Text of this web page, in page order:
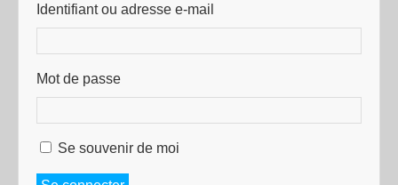
Identifiant ou adresse e-mail
Mot de passe
Se souvenir de moi